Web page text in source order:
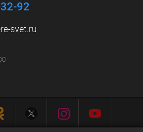
92
svet.ru